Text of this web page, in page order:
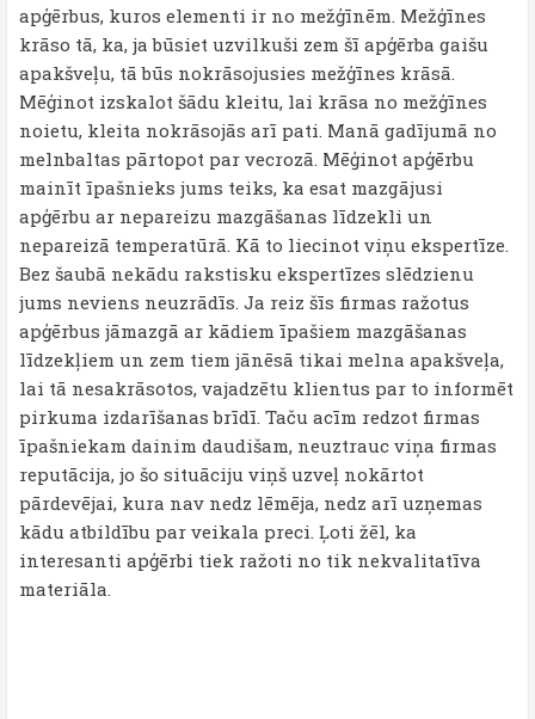
apģērbus, kuros elementi ir no mežģīnēm. Mežģīnes
krāso tā, ka, ja būsiet uzvilkuši zem šī apģērba gaišu
apakšveļu, tā būs nokrāsojusies mežģīnes krāsā.
Mēģinot izskalot šādu kleitu, lai krāsa no mežģīnes
noietu, kleita nokrāsojās arī pati. Manā gadījumā no
melnbaltas pārtopot par vecrozā. Mēģinot apģērbu
mainīt īpašnieks jums teiks, ka esat mazgājusi
apģērbu ar nepareizu mazgāšanas līdzekli un
nepareizā temperatūrā. Kā to liecinot viņu ekspertīze.
Bez šaubā nekādu rakstisku ekspertīzes slēdzienu
jums neviens neuzrādīs. Ja reiz šīs firmas ražotus
apģērbus jāmazgā ar kādiem īpašiem mazgāšanas
līdzekļiem un zem tiem jānēsā tikai melna apakšveļa,
lai tā nesakrāsotos, vajadzētu klientus par to informēt
pirkuma izdarīšanas brīdī. Taču acīm redzot firmas
īpašniekam dainim daudišam, neuztrauc viņa firmas
reputācija, jo šo situāciju viņš uzveļ nokārtot
pārdevējai, kura nav nedz lēmēja, nedz arī uzņemas
kādu atbildību par veikala preci. Ļoti žēl, ka
interesanti apģērbi tiek ražoti no tik nekvalitatīva
materiāla.